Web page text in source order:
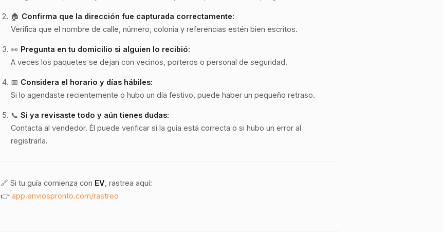
🏠 Confirma que la dirección fue capturada correctamente:
Verifica que el nombre de calle, número, colonia y referencias estén bien escritos.
👀 Pregunta en tu domicilio si alguien lo recibió:
A veces los paquetes se dejan con vecinos, porteros o personal de seguridad.
📅 Considera el horario y días hábiles:
Si lo agendaste recientemente o hubo un día festivo, puede haber un pequeño retraso.
📞 Si ya revisaste todo y aún tienes dudas:
Contacta al vendedor. Él puede verificar si la guía está correcta o si hubo un error al
registrarla.
🔗 Si tu guía comienza con EV , rastrea aquí:
👉 app.enviospronto.com/rastreo